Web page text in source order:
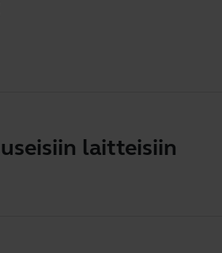
laitteisiin